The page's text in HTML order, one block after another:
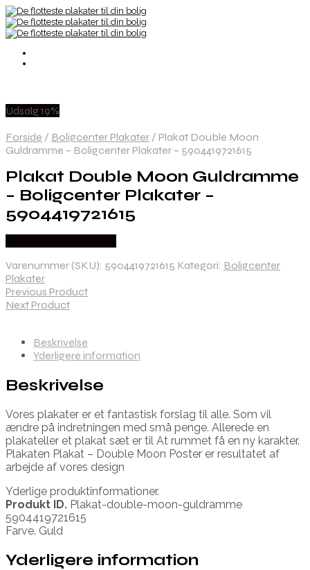
Udsalg 19%
Forside / Boligcenter Plakater / Plakat Double Moon
Guldramme – Boligcenter Plakater – 5904419721615
Plakat Double Moon Guldramme
– Boligcenter Plakater –
5904419721615
Varenummer (SKU): 5904419721615 Kategori: Boligcenter
Plakater
Previous Product
Next Product
Beskrivelse
Yderligere information
Beskrivelse
Vores plakater er et fantastisk forslag til alle. Som vil
ændre på indretningen med små penge. Allerede en
plakateller et plakat sæt er til At rummet få en ny karakter.
Plakaten Plakat – Double Moon Poster er resultatet af
arbejde af vores design
Yderlige produktinformationer.
Produkt ID. Plakat-double-moon-guldramme
5904419721615
Farve. Guld
Yderligere information